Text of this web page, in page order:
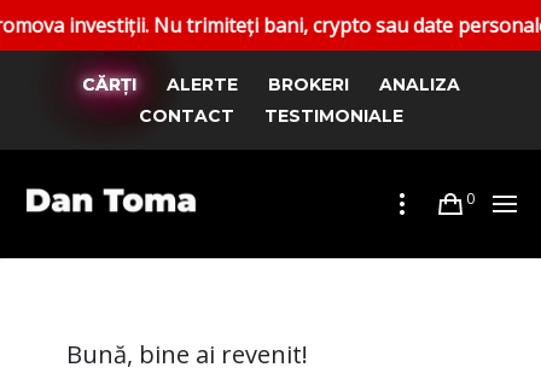
investiții. Nu trimiteți bani, crypto sau date
CĂRȚI ALERTE BROKERI
ANALIZA
CONTACT
TESTIMONIALE
0
Bună, bine ai revenit!